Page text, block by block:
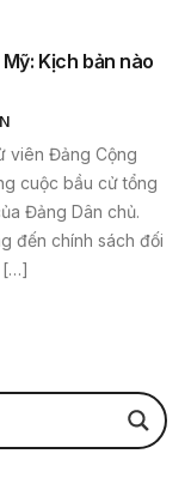
Kịch bản nào
viên Đảng Cộng
cuộc bầu cử tổng
Đảng Dân chủ.
đến chính sách đối
[…]